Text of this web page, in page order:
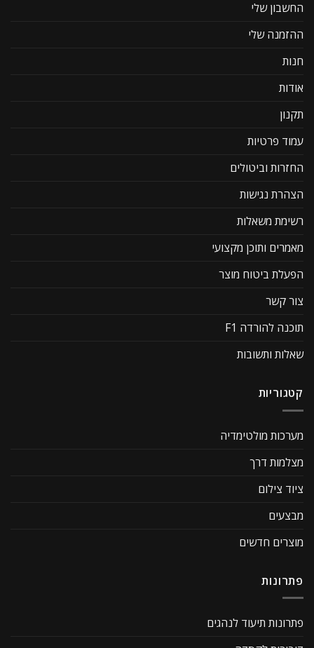
החשבון שלי
ההזמנה שלי
חנות
אודות
תקנון
עמוד פרטיות
החזרות וביטולים
הצהרת נגישות
רשימת משאלות
מאמרים ותוכן מקצועי
הפעלת ביטוח מוצר
צור קשר
תוכנה להורדה F1
שאלות ותשובות
קטגוריות
מערכות מולטימדיה
מצלמות דרך
ציוד צילום
מבצעים
מוצרים חדשים
פתרונות
פתרונות תיעוד לנהגים